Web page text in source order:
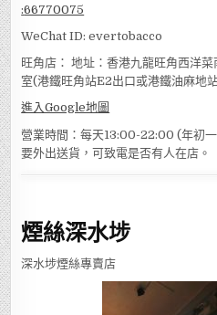
:66770075
WeChat ID: evertobacco
旺角店： 地址：香港九龍旺角西洋
室(港鐵旺角站E2出口或港鐵油麻地
進入Google地圖
營業時間：每天13:00-22:00 (年初
要外出送貨，可致電是否有人在店。
煙絲深水埗
深水埗煙絲專賣店